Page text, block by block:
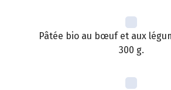
Pâtée bio au bœuf et aux
300 g.